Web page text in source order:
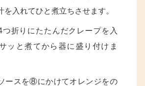
入れてひと煮立ちさせます。
折りにたたんだクレープを入
ッと煮てから器に盛り付けま
ースを⑧にかけてオレンジをの